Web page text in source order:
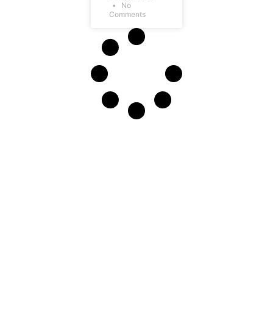
No
Comments